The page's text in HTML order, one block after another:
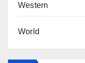
Western
World